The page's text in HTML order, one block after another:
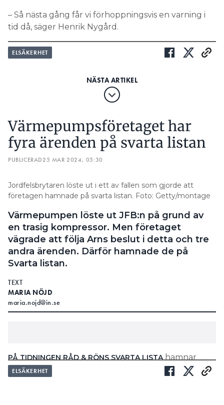
– Så nästa gång får vi förhoppningsvis en varning i
tid då, säger Henrik Nygård.
ELSÄKERHET
Värmepumpsföretaget har
fyra ärenden på svarta listan
PUBLICERAD25 MAR 2024, 05:30
Jordfelsbrytaren löste ut i ett av fallen som gjorde att
företagen hamnade på svarta listan. Foto: Getty/montage
Värmepumpen löste ut JFB:n på grund av
en trasig kompressor. Men företaget
vägrade att följa Arns beslut i detta och tre
andra ärenden. Därför hamnade de på
Svarta listan.
TEXT
MARIA NÖJD
maria.nojd@in.se
PÅ TIDNINGEN RÅD & RÖNS SVARTA LISTAhamnar
företag som inte följer Allmänna
ELSÄKERHET